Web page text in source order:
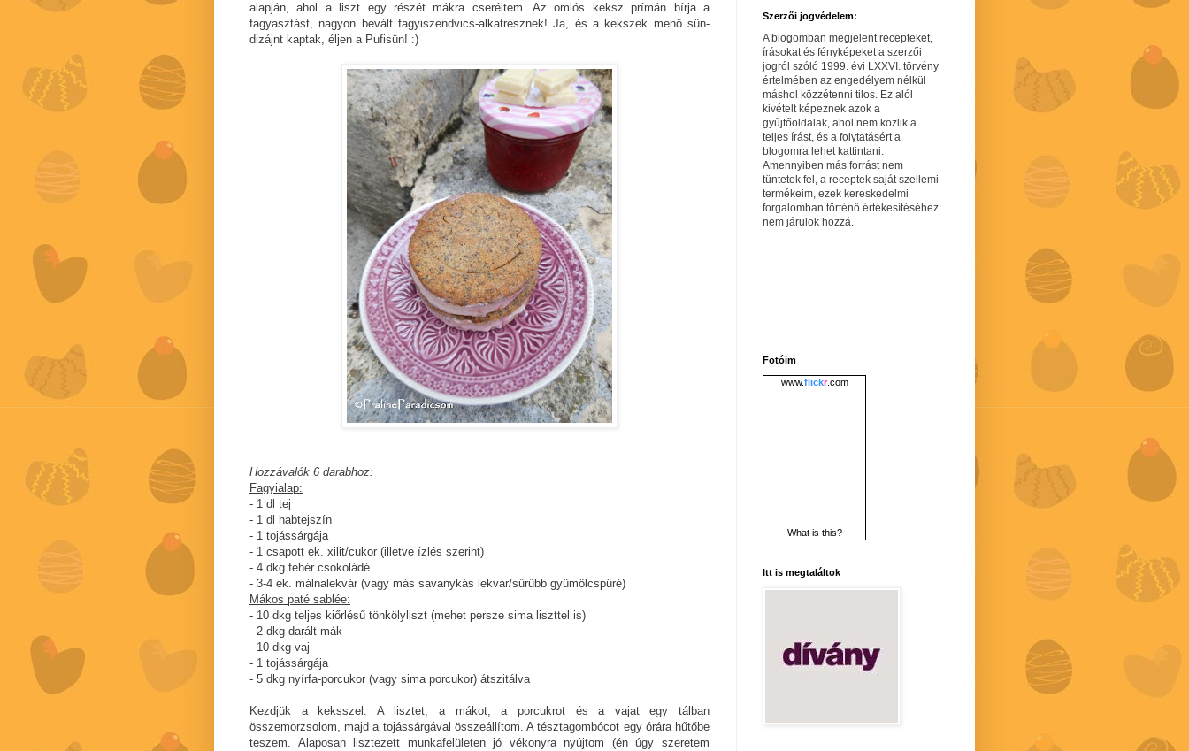
alapján, ahol a liszt egy részét mákra cseréltem. Az omlós keksz prímán bírja a
fagyasztást, nagyon bevált fagyiszendvics-alkatrésznek! Ja, és a kekszek menő sün-
dizájnt kaptak, éljen a Pufisün! :)
Hozzávalók 6 darabhoz:
Fagyialap:
- 1 dl tej
- 1 dl habtejszín
- 1 tojássárgája
- 1 csapott ek. xilit/cukor (illetve ízlés szerint)
- 4 dkg fehér csokoládé
- 3-4 ek. málnalekvár (vagy más savanykás lekvár/sűrűbb gyümölcspüré)
Mákos paté sablée:
- 10 dkg teljes kiőrlésű tönkölyliszt (mehet persze sima liszttel is)
- 2 dkg darált mák
- 10 dkg vaj
- 1 tojássárgája
- 5 dkg nyírfa-porcukor (vagy sima porcukor) átszitálva
Kezdjük a keksszel. A lisztet, a mákot, a porcukrot és a vajat egy tálban
összemorzsolom, majd a tojássárgával összeállítom. A tésztagombócot egy órára hűtőbe
teszem. Alaposan lisztezett munkafelületen jó vékonyra nyújtom (én úgy szeretem
Szerzői jogvédelem:
A blogomban megjelent recepteket,
írásokat és fényképeket a szerzői
jogról szóló 1999. évi LXXVI. törvény
értelmében az engedélyem nélkül
máshol közzétenni tilos. Ez alól
kivételt képeznek azok a
gyűjtőoldalak, ahol nem közlik a
teljes írást, és a folytatásért a
blogomra lehet kattintani.
Amennyiben más forrást nem
tüntetek fel, a receptek saját szellemi
termékeim, ezek kereskedelmi
forgalomban történő értékesítéséhez
nem járulok hozzá.
Fotóim
www.flickr.com
What is this?
Itt is megtaláltok